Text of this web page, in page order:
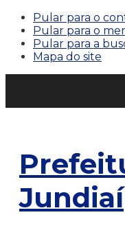
Pular para o
Pular para o
Pular para a
Mapa do site
Jundiaí